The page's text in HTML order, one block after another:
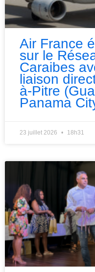
Air France
sur le
Caraibes
liaison
à-Pitre
Panama
23 juillet 2026 18h31